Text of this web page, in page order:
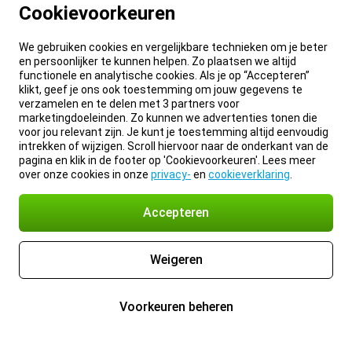
Cookievoorkeuren
We gebruiken cookies en vergelijkbare technieken om je beter
en persoonlijker te kunnen helpen. Zo plaatsen we altijd
functionele en analytische cookies. Als je op “Accepteren”
klikt, geef je ons ook toestemming om jouw gegevens te
verzamelen en te delen met 3 partners voor
marketingdoeleinden. Zo kunnen we advertenties tonen die
voor jou relevant zijn. Je kunt je toestemming altijd eenvoudig
intrekken of wijzigen. Scroll hiervoor naar de onderkant van de
pagina en klik in de footer op 'Cookievoorkeuren'. Lees meer
over onze cookies in onze privacy- en cookieverklaring
Accepteren
Weigeren
Voorkeuren beheren